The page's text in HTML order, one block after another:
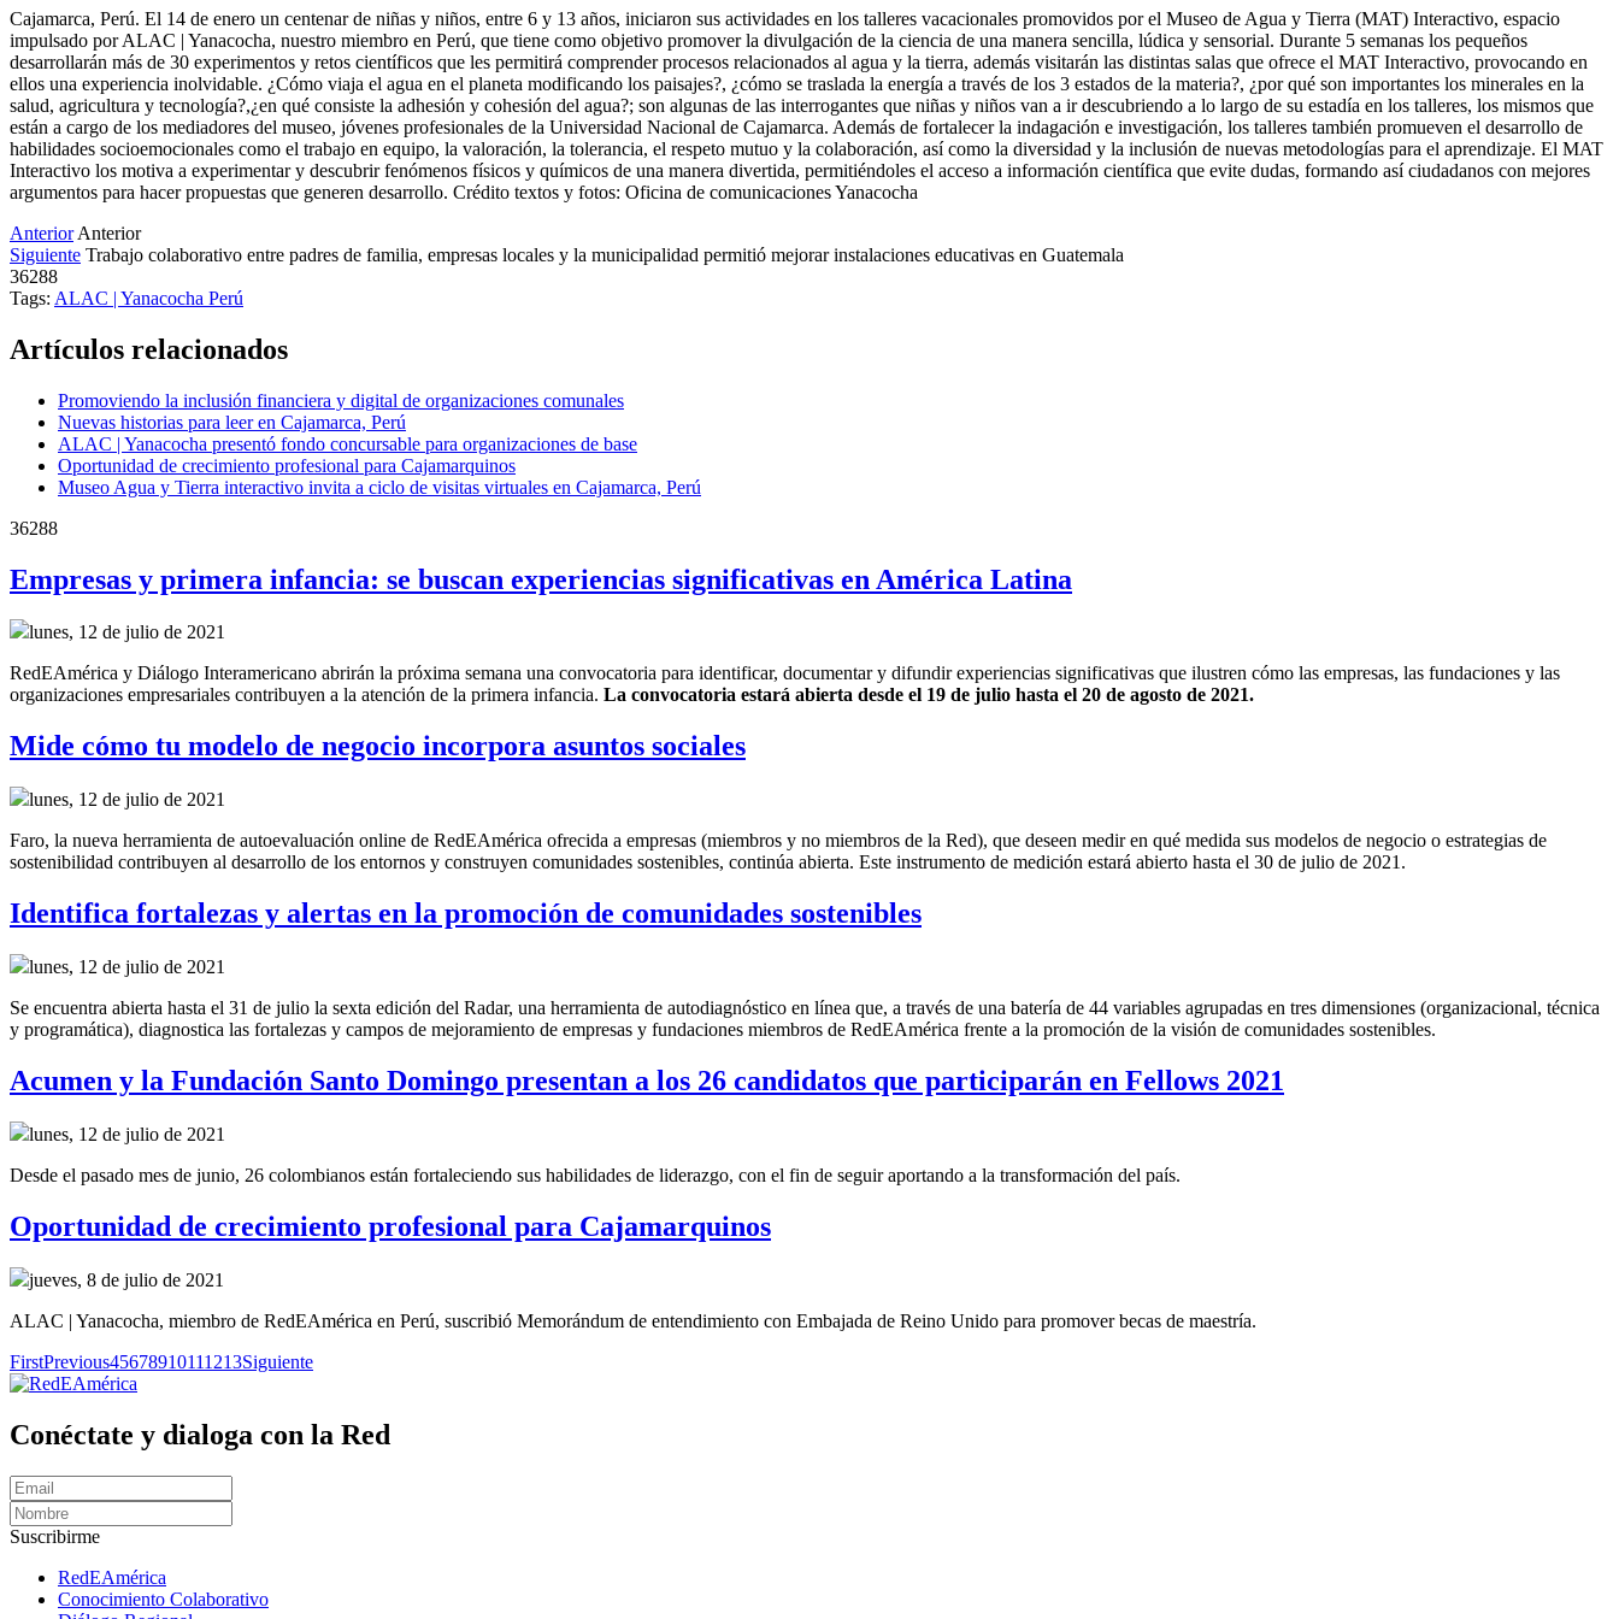
Cajamarca, Perú. El 14 de enero un centenar de niñas y niños, entre 6 y 13 años, iniciaron sus actividades en los talleres vacacionales promovidos por el Museo de Agua y Tierra (MAT) Interactivo, espacio
impulsado por ALAC | Yanacocha, nuestro miembro en Perú, que tiene como objetivo promover la divulgación de la ciencia de una manera sencilla, lúdica y sensorial. Durante 5 semanas los pequeños
desarrollarán más de 30 experimentos y retos científicos que les permitirá comprender procesos relacionados al agua y la tierra, además visitarán las distintas salas que ofrece el MAT Interactivo, provocando en
ellos una experiencia inolvidable. ¿Cómo viaja el agua en el planeta modificando los paisajes?, ¿cómo se traslada la energía a través de los 3 estados de la materia?, ¿por qué son importantes los minerales en la
salud, agricultura y tecnología?,¿en qué consiste la adhesión y cohesión del agua?; son algunas de las interrogantes que niñas y niños van a ir descubriendo a lo largo de su estadía en los talleres, los mismos que
están a cargo de los mediadores del museo, jóvenes profesionales de la Universidad Nacional de Cajamarca. Además de fortalecer la indagación e investigación, los talleres también promueven el desarrollo de
habilidades socioemocionales como el trabajo en equipo, la valoración, la tolerancia, el respeto mutuo y la colaboración, así como la diversidad y la inclusión de nuevas metodologías para el aprendizaje. El MAT
Interactivo los motiva a experimentar y descubrir fenómenos físicos y químicos de una manera divertida, permitiéndoles el acceso a información científica que evite dudas, formando así ciudadanos con mejores
argumentos para hacer propuestas que generen desarrollo. Crédito textos y fotos: Oficina de comunicaciones Yanacocha
Anterior Anterior
Siguiente Trabajo colaborativo entre padres de familia, empresas locales y la municipalidad permitió mejorar instalaciones educativas en Guatemala
36288
Tags: ALAC | Yanacocha Perú
Artículos relacionados
Promoviendo la inclusión financiera y digital de organizaciones comunales
Nuevas historias para leer en Cajamarca, Perú
ALAC | Yanacocha presentó fondo concursable para organizaciones de base
Oportunidad de crecimiento profesional para Cajamarquinos
Museo Agua y Tierra interactivo invita a ciclo de visitas virtuales en Cajamarca, Perú
36288
Empresas y primera infancia: se buscan experiencias significativas en América Latina
lunes, 12 de julio de 2021
RedEAmérica y Diálogo Interamericano abrirán la próxima semana una convocatoria para identificar, documentar y difundir experiencias significativas que ilustren cómo las empresas, las fundaciones y las
organizaciones empresariales contribuyen a la atención de la primera infancia. La convocatoria estará abierta desde el 19 de julio hasta el 20 de agosto de 2021.
Mide cómo tu modelo de negocio incorpora asuntos sociales
lunes, 12 de julio de 2021
Faro, la nueva herramienta de autoevaluación online de RedEAmérica ofrecida a empresas (miembros y no miembros de la Red), que deseen medir en qué medida sus modelos de negocio o estrategias de
sostenibilidad contribuyen al desarrollo de los entornos y construyen comunidades sostenibles, continúa abierta. Este instrumento de medición estará abierto hasta el 30 de julio de 2021.
Identifica fortalezas y alertas en la promoción de comunidades sostenibles
lunes, 12 de julio de 2021
Se encuentra abierta hasta el 31 de julio la sexta edición del Radar, una herramienta de autodiagnóstico en línea que, a través de una batería de 44 variables agrupadas en tres dimensiones (organizacional, técnica
y programática), diagnostica las fortalezas y campos de mejoramiento de empresas y fundaciones miembros de RedEAmérica frente a la promoción de la visión de comunidades sostenibles.
Acumen y la Fundación Santo Domingo presentan a los 26 candidatos que participarán en Fellows 2021
lunes, 12 de julio de 2021
Desde el pasado mes de junio, 26 colombianos están fortaleciendo sus habilidades de liderazgo, con el fin de seguir aportando a la transformación del país.
Oportunidad de crecimiento profesional para Cajamarquinos
jueves, 8 de julio de 2021
ALAC | Yanacocha, miembro de RedEAmérica en Perú, suscribió Memorándum de entendimiento con Embajada de Reino Unido para promover becas de maestría.
FirstPrevious45678910111213Siguiente
Conéctate y dialoga con la Red
Suscribirme
RedEAmérica
Conocimiento Colaborativo